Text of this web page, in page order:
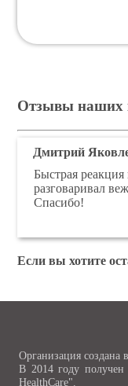
Отзывы наших
Дмитрий
Быстрая
разговаривал
Спасибо!
Если вы хотите
Организация создана
В 2014 году получен
HealthCare".